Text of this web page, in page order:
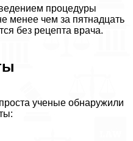
процедуры
менее чем за пятнадцать
без рецепта врача.
ученые обнаружили